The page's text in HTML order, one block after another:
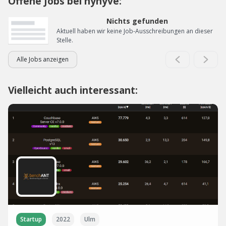
Nichts gefunden
Aktuell haben wir keine Job-Ausschreibungen an dieser
Stelle.
Alle Jobs anzeigen
Vielleicht auch interessant:
Startup 2022 Ulm